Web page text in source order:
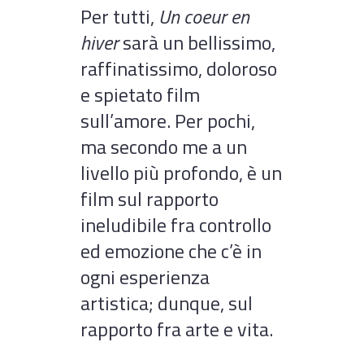
Per tutti, Un coeur en
hiversarà un bellissimo,
raffinatissimo, doloroso
e spietato film
sull’amore. Per pochi,
ma secondo me a un
livello più profondo, è un
film sul rapporto
ineludibile fra controllo
ed emozione che c’è in
ogni esperienza
artistica; dunque, sul
rapporto fra arte e vita.